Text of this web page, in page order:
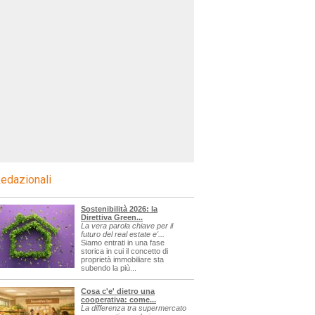
Sostenibilità 2026: la
Direttiva Green...
La vera parola chiave per il
futuro del real estate e'...
Siamo entrati in una fase
storica in cui il concetto di
proprietà immobiliare sta
subendo la più...
Cosa c'e' dietro una
cooperativa: come...
La differenza tra supermercato